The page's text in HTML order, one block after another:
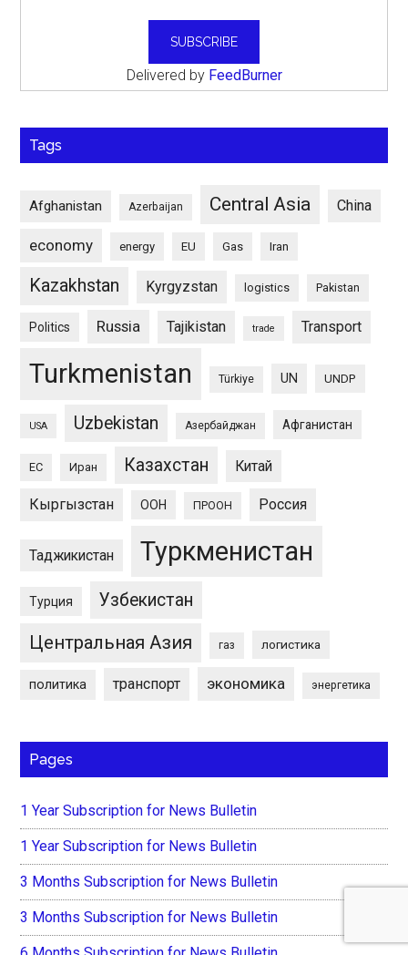
Delivered by FeedBurner
Tags
Afghanistan Azerbaijan Central Asia China
economy energy EU Gas Iran
Kazakhstan Kyrgyzstan logistics Pakistan
Politics Russia Tajikistan trade Transport
Turkmenistan Türkiye UN UNDP
USA Uzbekistan Азербайджан Афганистан
ЕС Иран Казахстан Китай
Кыргызстан ООН ПРООН Россия
Таджикистан Туркменистан
Турция Узбекистан
Центральная Азия газ логистика
политика транспорт экономика энергетика
Pages
1 Year Subscription for News Bulletin
1 Year Subscription for News Bulletin
3 Months Subscription for News Bulletin
3 Months Subscription for News Bulletin